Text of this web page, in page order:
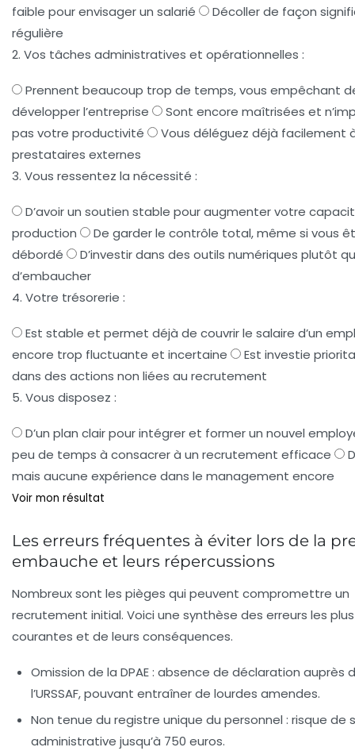
faible pour envisager un salarié
Décoller de façon
régulière
2. Vos tâches administratives et opérationnelles :
Prennent beaucoup trop de temps, vous empêchant
développer l’entreprise
Sont encore maîtrisées et
pas votre productivité
Vous déléguez déjà facilement
prestataires externes
3. Vous ressentez la nécessité :
D’avoir un soutien stable pour augmenter votre
production
De garder le contrôle total, même si vous
débordé
D’investir dans des outils numériques plutôt
d’embaucher
4. Votre trésorerie :
Est stable et permet déjà de couvrir le salaire d’un
encore trop fluctuante et incertaine
Est investie
dans des actions non liées au recrutement
5. Vous disposez :
D’un plan clair pour intégrer et former un nouvel
peu de temps à consacrer à un recrutement efficace
mais aucune expérience dans le management encore
Voir mon résultat
Les erreurs fréquentes à éviter lors de la
embauche et leurs répercussions
Nombreux sont les pièges qui peuvent compromettre un
recrutement initial. Voici une synthèse des erreurs les plus
courantes et de leurs conséquences.
Omission de la DPAE: absence de déclaration auprès
l’URSSAF, pouvant entraîner de lourdes amendes.
Non tenue du registre unique du personnel : risque de
administrative jusqu’à 750 euros.